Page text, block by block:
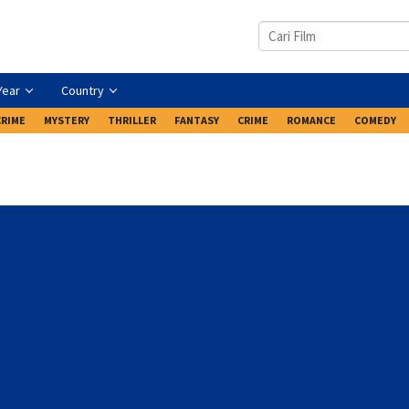
Country
MYSTERY THRILLER FANTASY CRIME ROMANCE COMEDY